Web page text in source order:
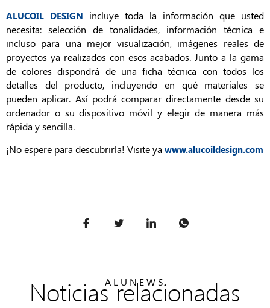
ALUCOIL DESIGN incluye toda la información que usted
necesita: selección de tonalidades, información técnica e
incluso para una mejor visualización, imágenes reales de
proyectos ya realizados con esos acabados. Junto a la gama
de colores dispondrá de una ficha técnica con todos los
detalles del producto, incluyendo en qué materiales se
pueden aplicar. Así podrá comparar directamente desde su
ordenador o su dispositivo móvil y elegir de manera más
rápida y sencilla.
¡No espere para descubrirla! Visite ya www.alucoildesign.com
ALUNEWS
Noticias relacionadas